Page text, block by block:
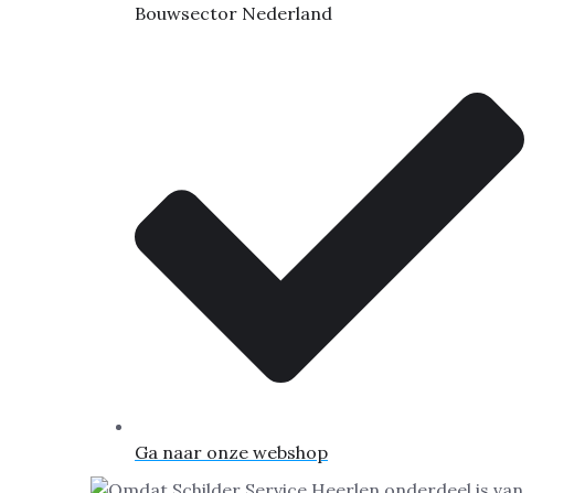
Bouwsector Nederland
Ga naar onze webshop